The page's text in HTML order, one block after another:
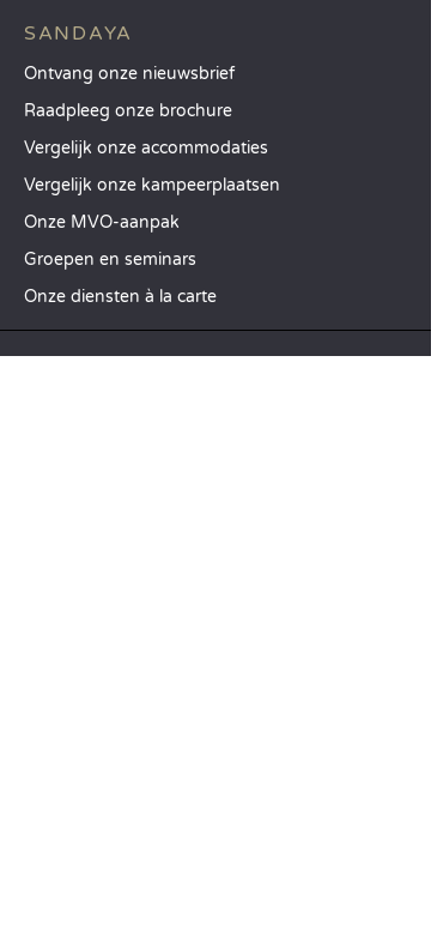
SANDAYA
Ontvang onze nieuwsbrief
Raadpleeg onze brochure
Vergelijk onze accommodaties
Vergelijk onze kampeerplaatsen
Onze MVO-aanpak
Groepen en seminars
Onze diensten à la carte